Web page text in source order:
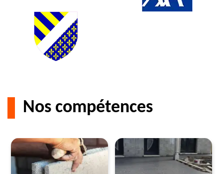
Nos compétences